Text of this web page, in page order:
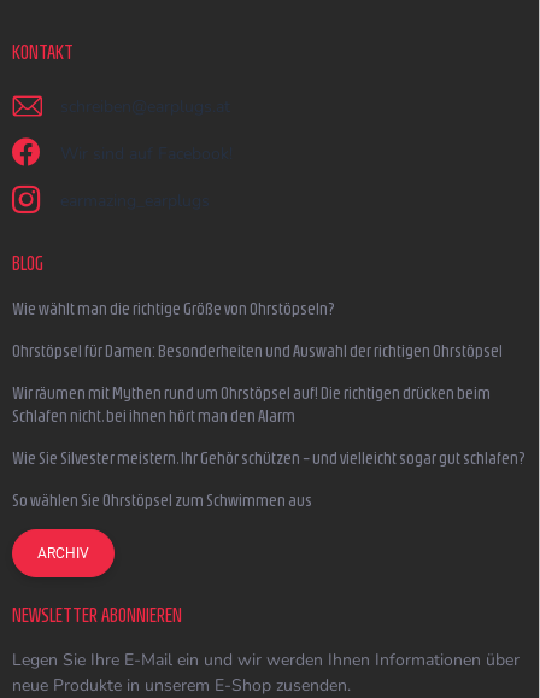
KONTAKT
schreiben @ earplugs.at
Wir sind auf Facebook!
earmazing_earplugs
BLOG
Wie wählt man die richtige Größe von Ohrstöpseln?
Ohrstöpsel für Damen: Besonderheiten und Auswahl der richtigen Ohrstöpsel
Wir räumen mit Mythen rund um Ohrstöpsel auf! Die richtigen drücken beim
Schlafen nicht, bei ihnen hört man den Alarm
Wie Sie Silvester meistern, Ihr Gehör schützen – und vielleicht sogar gut schlafen?
So wählen Sie Ohrstöpsel zum Schwimmen aus
ARCHIV
NEWSLETTER ABONNIEREN
Legen Sie Ihre E-Mail ein und wir werden Ihnen Informationen über
neue Produkte in unserem E-Shop zusenden.